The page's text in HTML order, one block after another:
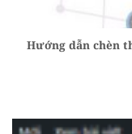
Hướng dẫn chèn